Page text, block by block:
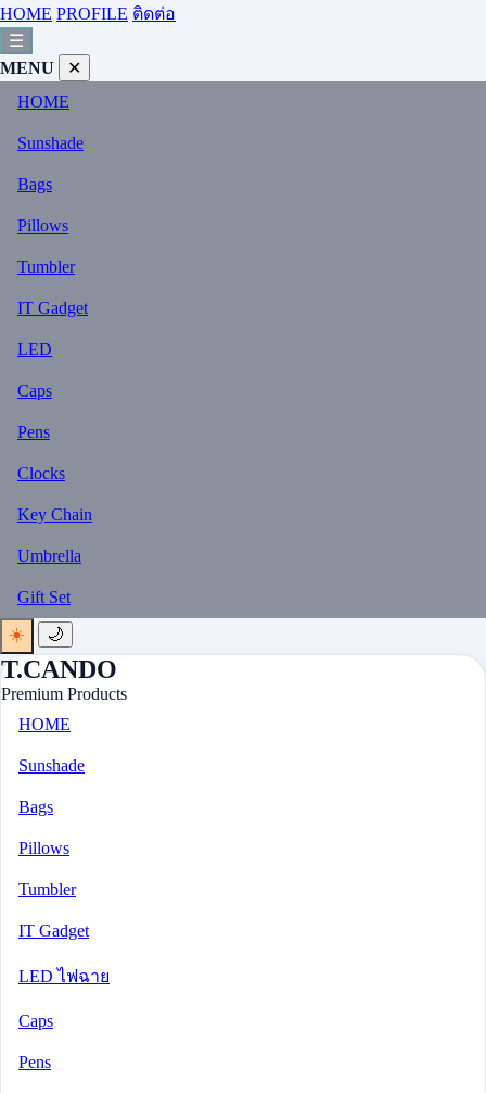
HOME PROFILE ติดต่อ
☰
MENU
✕
HOME
Sunshade
Bags
Pillows
Tumbler
IT Gadget
LED
Caps
Pens
Clocks
Key Chain
Umbrella
Gift Set
☀️
🌙
T.CANDO
Premium Products
HOME
Sunshade
Bags
Pillows
Tumbler
IT Gadget
LED ไฟฉาย
Caps
Pens